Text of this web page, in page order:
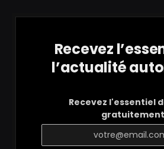
Recevez
l’actualité
Recevez l'essentiel
gratuitement